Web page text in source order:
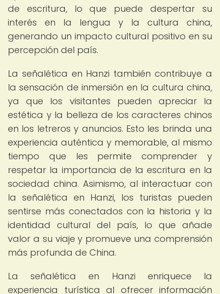
de escritura, lo que puede despertar su
interés en la lengua y la cultura china,
generando un impacto cultural positivo en su
percepción del país.
La señalética en Hanzi también contribuye a
la sensación de inmersión en la cultura china,
ya que los visitantes pueden apreciar la
estética y la belleza de los caracteres chinos
en los letreros y anuncios. Esto les brinda una
experiencia auténtica y memorable, al mismo
tiempo que les permite comprender y
respetar la importancia de la escritura en la
sociedad china. Asimismo, al interactuar con
la señalética en Hanzi, los turistas pueden
sentirse más conectados con la historia y la
identidad cultural del país, lo que añade
valor a su viaje y promueve una comprensión
más profunda de China.
La señalética en Hanzi enriquece la
experiencia turística al ofrecer información